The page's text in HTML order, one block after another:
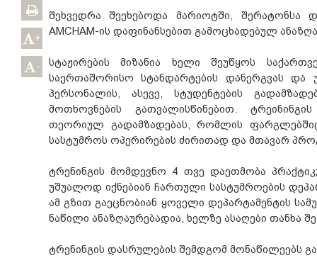
+
-
შეხვედრა შეეხებოდა მარიოტში, შერატონსა
AMCHAM-ის დაფინანსებით გამოცხადებულ
სტაჟირების მიზანია ხელი შეუწყოს
საერთაშორისო სტანდარტების დანერგვას და
პერსონალის, ასევე, სტუდენტების
მოთხოვნების გათვალისწინებით.
თეორიულ გადამზადებას, რომლის
სასტუმროს ოპერირების ძირითად და მთავარ
ტრენინგის მომდევნო 4 თვე დაეთმობა
უშუალოდ იქნებიან ჩართული სასტუმროების
ამ გზით გაეცნობიან ყოველი დეპარტამენტის
ნაწილი ანაზღაურებადია, ხელზე ასაღები თანხა
ტრენინგის დასრულების შემდგომ მონაწილეებს